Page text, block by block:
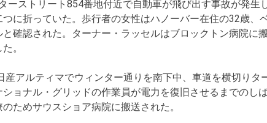
ーストリート854番地付近で自動車が飛び出す事故が発
に折っていた。歩行者の女性はハノーバー在住の32歳、
確認された。ターナー・ラッセルはブロックトン病院に
。
アルティマでウィンター通りを南下中、車道を横切り
ョナル・グリッドの作業員が電力を復旧させるまでのし
ためサウスショア病院に搬送された。